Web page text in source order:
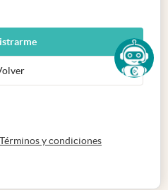
nueva pestaña
Términos y condicionesabre en nueva